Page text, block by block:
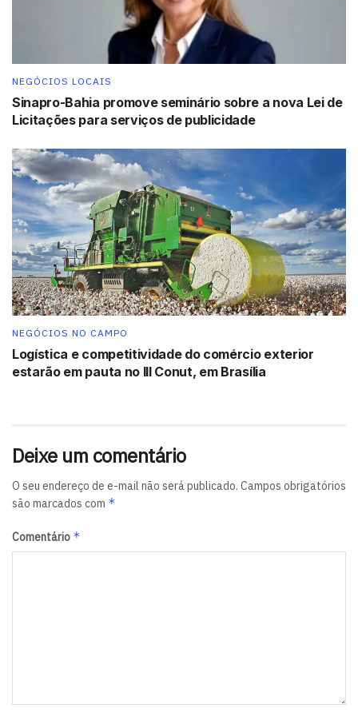
NEGÓCIOS LOCAIS
Sinapro-Bahia promove seminário sobre a nova Lei de
Licitações para serviços de publicidade
NEGÓCIOS NO CAMPO
Logística e competitividade do comércio exterior
estarão em pauta no III Conut, em Brasília
Deixe um comentário
O seu endereço de e-mail não será publicado. Campos obrigatórios
são marcados com *
Comentário *